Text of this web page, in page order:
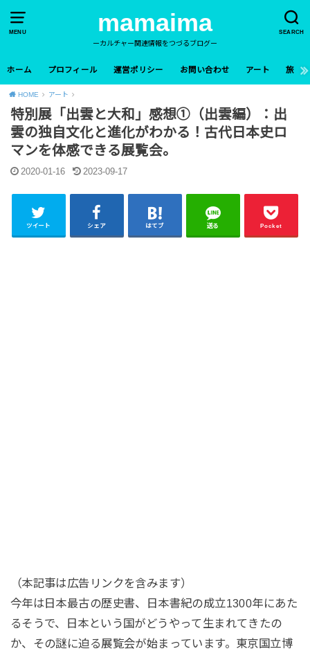
MENU SEARCH
mamaima
ーカルチャー関連情報をつづるブログー
ホーム プロフィール 運営ポリシー お問い合わせ アート 旅
HOME アート
特別展「出雲と大和」感想①（出雲編）：出
雲の独自文化と進化がわかる！古代日本史ロ
マンを体感できる展覧会。
2020-01-16 2023-09-17
ツイート シェア はてブ 送る Pocket
（本記事は広告リンクを含みます）
今年は日本最古の歴史書、日本書紀の成立1300年にあた
るそうで、日本という国がどうやって生まれてきたの
か、その謎に迫る展覧会が始まっています。東京国立博